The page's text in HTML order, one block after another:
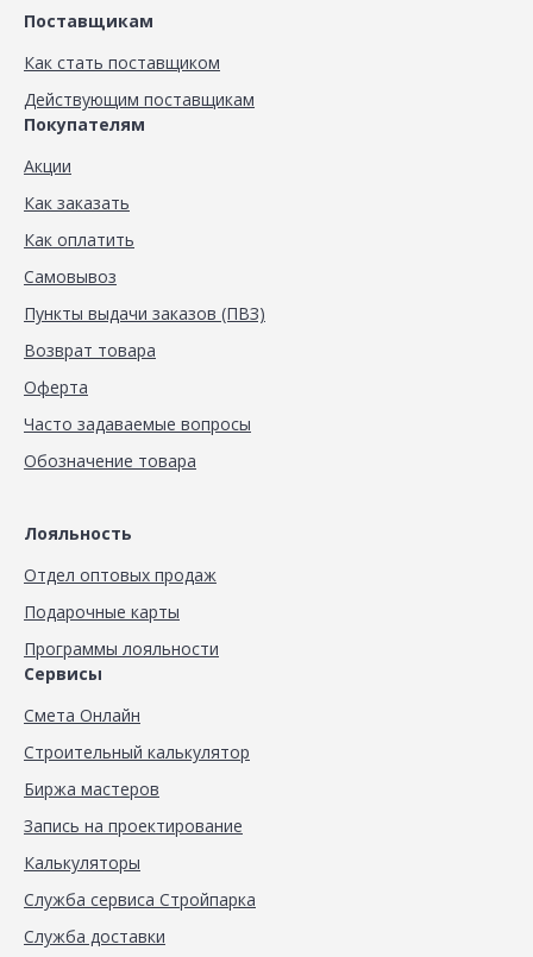
Поставщикам
Как стать поставщиком
Действующим поставщикам
Покупателям
Акции
Как заказать
Как оплатить
Самовывоз
Пункты выдачи заказов (ПВЗ)
Возврат товара
Оферта
Часто задаваемые вопросы
Обозначение товара
Лояльность
Отдел оптовых продаж
Подарочные карты
Программы лояльности
Сервисы
Смета Онлайн
Строительный калькулятор
Биржа мастеров
Запись на проектирование
Калькуляторы
Служба сервиса Стройпарка
Служба доставки